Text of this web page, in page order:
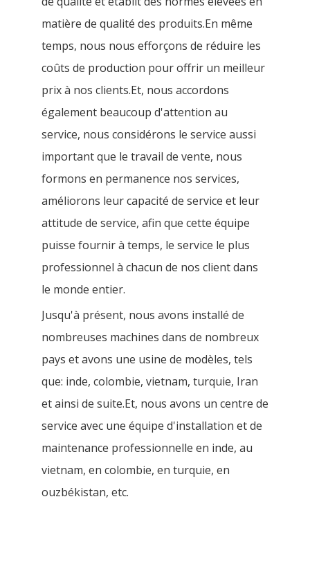
matière de qualité des produits.En même
temps, nous nous efforçons de réduire les
coûts de production pour offrir un meilleur
prix à nos clients.Et, nous accordons
également beaucoup d'attention au
service, nous considérons le service aussi
important que le travail de vente, nous
formons en permanence nos services,
améliorons leur capacité de service et leur
attitude de service, afin que cette équipe
puisse fournir à temps, le service le plus
professionnel à chacun de nos client dans
le monde entier.
Jusqu'à présent, nous avons installé de
nombreuses machines dans de nombreux
pays et avons une usine de modèles, tels
que: inde, colombie, vietnam, turquie, Iran
et ainsi de suite.Et, nous avons un centre de
service avec une équipe d'installation et de
maintenance professionnelle en inde, au
vietnam, en colombie, en turquie, en
ouzbékistan, etc.